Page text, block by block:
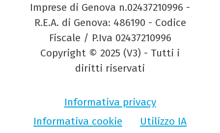
Imprese di Genova n.02437210996 -
R.E.A. di Genova: 486190 - Codice
Fiscale / P.Iva 02437210996
Copyright © 2025 (V3) - Tutti i
diritti riservati
Informativa privacy
Informativa cookie
Utilizzo IA